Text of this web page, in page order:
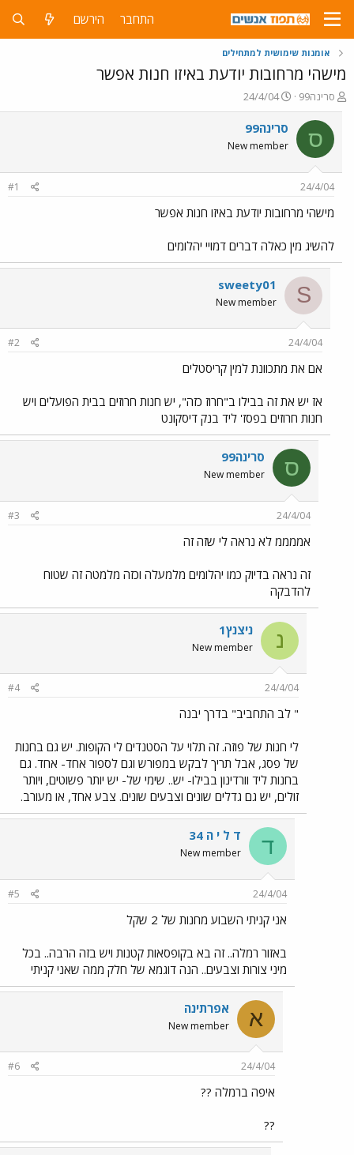
התחבר הירשם
אומנות שימושית למתחילים
מישהי מרחובות יודעת באיזו חנות אפשר
פ
ו
ת
ח
ה
ש
א
סרינה99
פ
ו
ר
ס
ם
ר
24/4/04
ס סרינה99
New member
24/4/04
#1
מישהי מרחובות יודעת באיזו חנות אפשר
להשיג מין כאלה דברים דמויי יהלומים
S
sweety01
New member
24/4/04
#2
אם את מתכוונת למין קריסטלים
אז יש את זה בבילו ב"חרוז כזה", יש חנות חרוזים בבית הפועלים ויש
חנות חרוזים בפסז' ליד בנק דיסקונט
ס סרינה99
New member
24/4/04
#3
אממממ לא נראה לי שזה זה
זה נראה בדיוק כמו יהלומים מלמעלה וכזה מלמטה זה שטוח
להדבקה
נ ניצנץ1
New member
24/4/04
#4
" לב התחביב" בדרך יבנה
לי חנות של פוזה. זה תלוי על הסטנדים לי הקופות. יש גם בחנות
של פסג, אבל תריך לבקש במפורש וגם לספור אחד- אחד. גם
בחנות ליד וורדינון בבילו- יש.. שימי של- יש יותר פשוטים, ויותר
זולים, יש גם גדלים שונים וצבעים שונים. צבע אחד, או מעורב.
ד ד ל י ה 34
New member
24/4/04
#5
אני קניתי השבוע מחנות של 2 שקל
באזור רמלה.. זה בא בקופסאות קטנות ויש בזה הרבה.. בכל
מיני צורות וצבעים.. הנה דוגמא של חלק ממה שאני קניתי
א אפרתינה
New member
24/4/04
#6
איפה ברמלה ??
??